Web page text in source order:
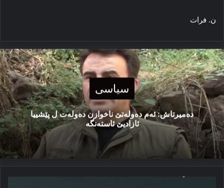
ن. فرات
سیاسی
دەمیرتاش: ئەم دەولەتێ ناخوازن دەولەت ل پێشییا
ئازادیێ ئاستەنگە
پرۆفایلا